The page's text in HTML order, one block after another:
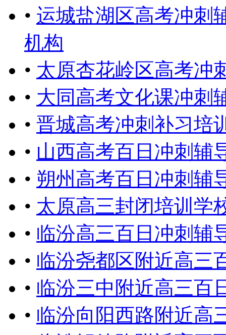
• 运城盐湖区高考冲刺
机构
• 太原杏花岭区高考冲
• 大同高考文化课冲刺
• 晋城高考冲刺补习培
• 山西高考百日冲刺辅
• 朔州高考百日冲刺辅
• 太原高三封闭培训学
• 临汾高三百日冲刺辅
• 临汾尧都区附近高三
• 临汾三中附近高三百
• 临汾向阳西路附近高